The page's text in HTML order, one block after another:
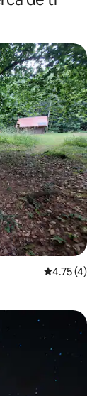
Calificación
4.75 (4)